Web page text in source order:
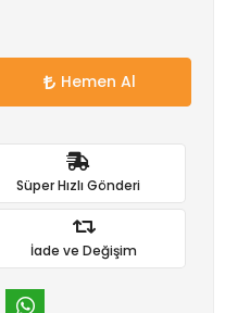
Hemen Al
Süper Hızlı Gönderi
İade ve Değişim